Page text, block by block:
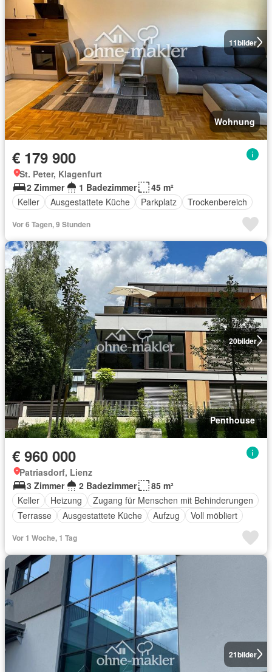
11bilder
Wohnung
€ 179 900
St. Peter, Klagenfurt
2 Zimmer
1 Badezimmer
45 m²
Keller
Ausgestattete Küche Parkplatz Trockenbereich
Vor 6 Tagen, 9 Stunden
20bilder
Penthouse
€ 960 000
Patriasdorf, Lienz
3 Zimmer
2 Badezimmer
85 m²
Keller
Heizung
Zugang für Menschen mit Behinderungen
Terrasse
Ausgestattete Küche Aufzug Voll möbliert
Vor 1 Woche, 1 Tag
21bilder